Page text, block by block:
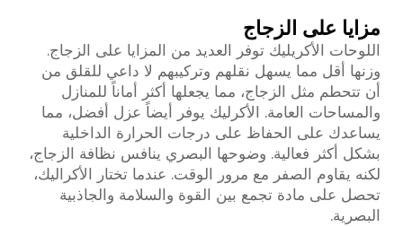
مزايا على الزجاج
اللوحات الأكريليك توفر العديد من المزايا على الزجاج.
وزنها أقل مما يسهل نقلهم وتركيبهم لا داعي للقلق من
أن تتحطم مثل الزجاج، مما يجعلها أكثر أماناً للمنازل
والمساحات العامة. الأكرليك يوفر أيضاً عزل أفضل، مما
يساعدك على الحفاظ على درجات الحرارة الداخلية
بشكل أكثر فعالية. وضوحها البصري ينافس نظافة الزجاج،
لكنه يقاوم الصفر مع مرور الوقت. عندما تختار الأكراليك،
تحصل على مادة تجمع بين القوة والسلامة والجاذبية
البصرية.